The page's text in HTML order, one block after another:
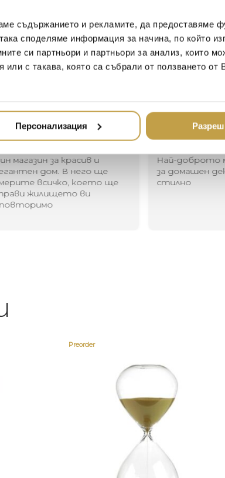
съдържанието и рекламите, да предоставяме
споделяме информация за начина, по който
си партньори и партньори за анализ, които
с такава, която са събрали от ползването от
Персонализация
Clear, innovative, tongue-in-
Dutch roots. It’s these very same
right at home anywhere in the
hotel or your very own home. We
concept for spaces and invite you
2020-05-20
магазин за красив и
дом. В него ще
всичко, което ще
жилището ви
2018-08-10
Най-доброто
за домашен
стилно
Preorder